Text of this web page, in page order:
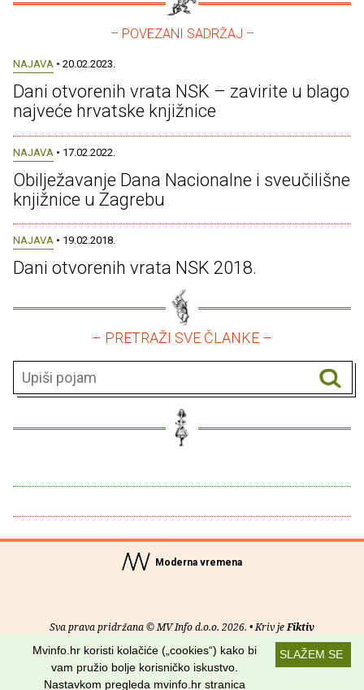
– POVEZANI SADRŽAJ –
NAJAVA • 20.02.2023.
Dani otvorenih vrata NSK – zavirite u blago
najveće hrvatske knjižnice
NAJAVA • 17.02.2022.
Obilježavanje Dana Nacionalne i sveučilišne
knjižnice u Zagrebu
NAJAVA • 19.02.2018.
Dani otvorenih vrata NSK 2018.
– PRETRAŽI SVE ČLANKE –
Moderna vremena
Sva prava pridržana © MV Info d.o.o. 2026. • Kriv jeFiktiv
Uvjeti korištenja RSS kanaliSLAŽEM SE
Mvinfo.hr koristi kolačiće („cookies“) kako bi
vam pružio bolje korisničko iskustvo.
Nastavkom pregleda mvinfo.hr stranica